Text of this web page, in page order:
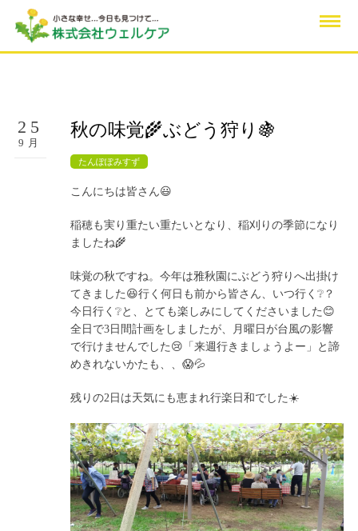
25
9月
秋の味覚🌾ぶどう狩り🍇
たんぽぽみすず
こんにちは皆さん😃
稲穂も実り重たい重たいとなり、稲刈りの季節になり
ましたね🌾
味覚の秋ですね。今年は雅秋園にぶどう狩りへ出掛け
てきました😆行く何日も前から皆さん、いつ行く❔？
今日行く❔と、とても楽しみにしてくださいました😊
全日で3日間計画をしましたが、月曜日が台風の影響
で行けませんでした😢「来週行きましょうよー」と諦
めきれないかたも、、😱💦
残りの2日は天気にも恵まれ行楽日和でした☀️